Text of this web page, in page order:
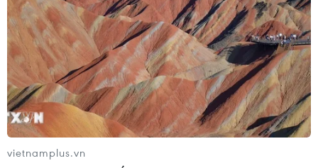
"Quỷ đỏ" thành Manchester của Anh mời đội bóng đá
thiếu niên "Lợn Rừng" của Thái Lan tới thăm sân vận
động Old Trafford sau chiến dịch giải cứu thành công
đội bóng này ở hang Tham Luang.
vietnamplus.vn